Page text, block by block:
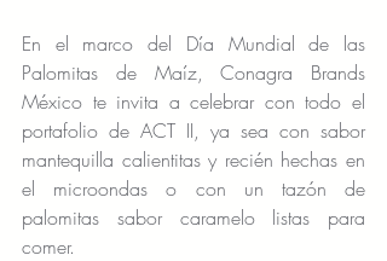
En el marco del Día Mundial de las
Palomitas de Maíz, Conagra Brands
México te invita a celebrar con todo el
portafolio de ACT II, ya sea con sabor
mantequilla calientitas y recién hechas en
el microondas o con un tazón de
palomitas sabor caramelo listas para
comer.